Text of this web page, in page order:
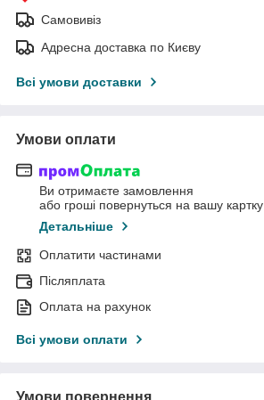
Самовивіз
Адресна доставка по Києву
Всі умови доставки
Умови оплати
Ви отримаєте замовлення
або гроші повернуться на вашу картку
Детальніше
Оплатити частинами
Післяплата
Оплата на рахунок
Всі умови оплати